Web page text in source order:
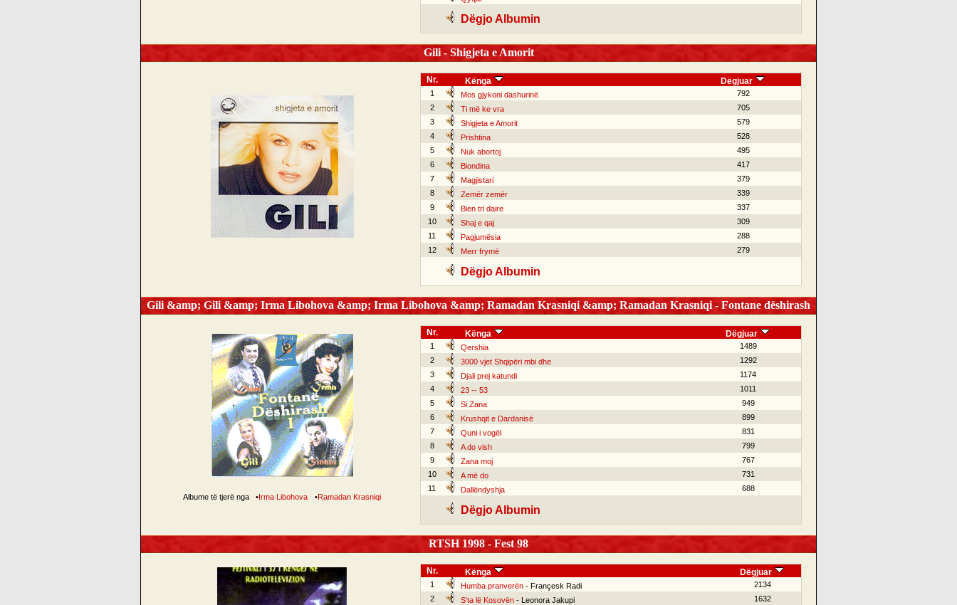
Dëgjo Albumin
Gili - Shigjeta e Amorit
Nr. Kënga Dëgjuar
1 Mos gjykoni dashurinë
792
2
Ti më ke vra
705
3
Shigjeta e Amorit
579
4
Prishtina
528
5
Nuk abortoj
495
6
Biondina
417
7
Magjistari
379
8
Zemër zemër
339
9
Bien tri daire
337
10
Shaj e qaj
309
11
Pagjumësia
288
12
Merr frymë 279
Dëgjo Albumin
Gili &amp; Gili &amp; Irma Libohova &amp; Irma Libohova &amp; Ramadan Krasniqi &amp; Ramadan Krasniqi - Fontane dëshirash
Albume të tjerë nga •Irma Libohova •Ramadan Krasniqi
Nr. Kënga Dëgjuar
1 Qershia
1489
2
3000 vjet Shqipëri mbi dhe
1292
3
Djali prej katundi
1174
4
23 -- 53
1011
5
Si Zana
949
6
Krushqit e Dardanisë
899
7
Quni i vogël
831
8
A do vish
799
9
Zana moj
767
10
A më do
731
11
Dallëndyshja 688
Dëgjo Albumin
RTSH 1998 - Fest 98
Nr. Kënga Dëgjuar
1 Humba pranverën- Françesk Radi
2134
2
S'ta lë Kosovën- Leonora Jakupi
1632